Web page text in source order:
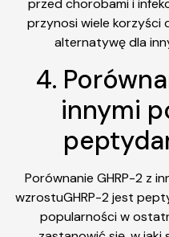
przed chorobami i
przynosi wiele korzyści
alternatywę dla
4.
innymi
Porównanie GHRP-2 z
wzrostuGHRP-2 jest
popularności w